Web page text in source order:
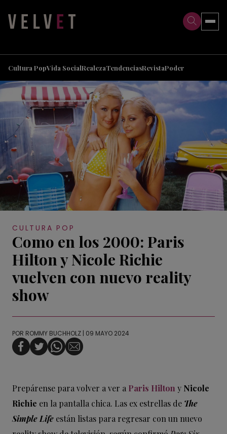
Cultura PopVida SocialRealezaTendenciasRevistaPoder
CULTURA POP
Como en los 2000: Paris
Hilton y Nicole Richie
vuelven con nuevo reality
show
POR ROMMY BUCHHOLZ | 09 MAYO 2024
Prepárense para volver a ver a Paris Hilton y Nicole
Richie en la pantalla chica. Las ex estrellas de The
Simple Life están listas para regresar con un nuevo